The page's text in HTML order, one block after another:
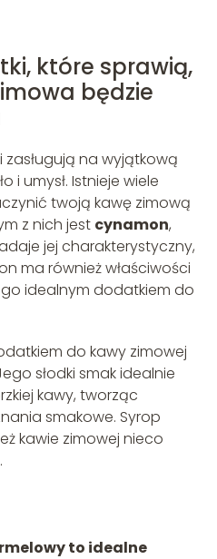
które sprawią,
będzie
na wyjątkową
i umysł. Istnieje wiele
twoją kawę zimową
z nich jest cynamon,
jej charakterystyczny,
ma również właściwości
idealnym dodatkiem do
do kawy zimowej
słodki smak idealnie
kawy, tworząc
smakowe. Syrop
kawie zimowej nieco
to idealne